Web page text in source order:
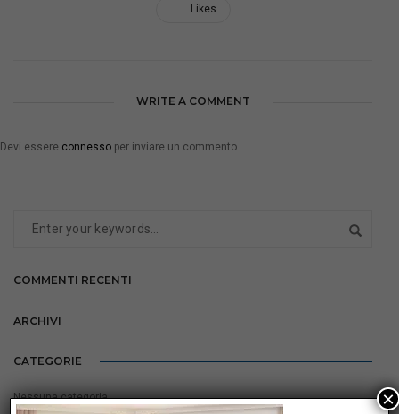
Likes
WRITE A COMMENT
Devi essere connesso per inviare un commento.
COMMENTI RECENTI
ARCHIVI
CATEGORIE
Nessuna categoria ×